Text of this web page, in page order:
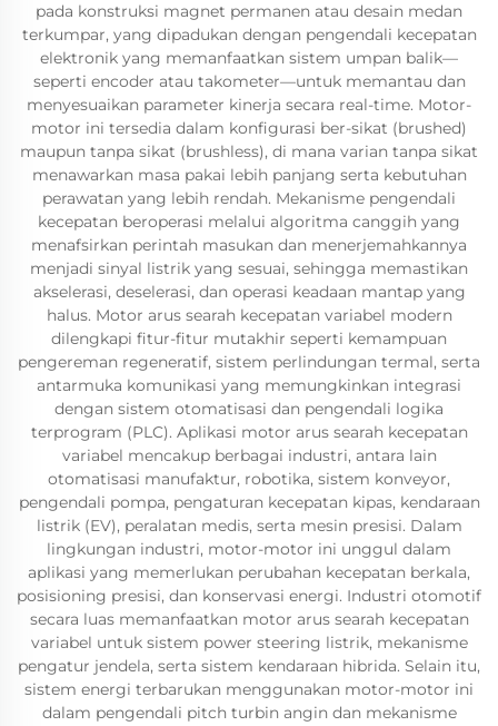
pada konstruksi magnet permanen atau desain medan
terkumpar, yang dipadukan dengan pengendali kecepatan
elektronik yang memanfaatkan sistem umpan balik—
seperti encoder atau takometer—untuk memantau dan
menyesuaikan parameter kinerja secara real-time. Motor-
motor ini tersedia dalam konfigurasi ber-sikat (brushed)
maupun tanpa sikat (brushless), di mana varian tanpa sikat
menawarkan masa pakai lebih panjang serta kebutuhan
perawatan yang lebih rendah. Mekanisme pengendali
kecepatan beroperasi melalui algoritma canggih yang
menafsirkan perintah masukan dan menerjemahkannya
menjadi sinyal listrik yang sesuai, sehingga memastikan
akselerasi, deselerasi, dan operasi keadaan mantap yang
halus. Motor arus searah kecepatan variabel modern
dilengkapi fitur-fitur mutakhir seperti kemampuan
pengereman regeneratif, sistem perlindungan termal, serta
antarmuka komunikasi yang memungkinkan integrasi
dengan sistem otomatisasi dan pengendali logika
terprogram (PLC). Aplikasi motor arus searah kecepatan
variabel mencakup berbagai industri, antara lain
otomatisasi manufaktur, robotika, sistem konveyor,
pengendali pompa, pengaturan kecepatan kipas, kendaraan
listrik (EV), peralatan medis, serta mesin presisi. Dalam
lingkungan industri, motor-motor ini unggul dalam
aplikasi yang memerlukan perubahan kecepatan berkala,
posisioning presisi, dan konservasi energi. Industri otomotif
secara luas memanfaatkan motor arus searah kecepatan
variabel untuk sistem power steering listrik, mekanisme
pengatur jendela, serta sistem kendaraan hibrida. Selain itu,
sistem energi terbarukan menggunakan motor-motor ini
dalam pengendali pitch turbin angin dan mekanisme